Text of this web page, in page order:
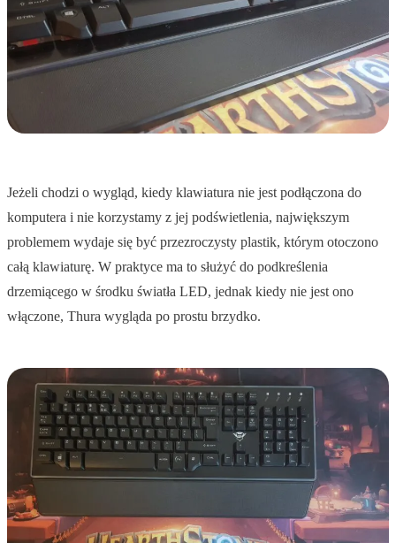
Jeżeli chodzi o wygląd, kiedy klawiatura nie jest podłączona do
komputera i nie korzystamy z jej podświetlenia, największym
problemem wydaje się być przezroczysty plastik, którym otoczono
całą klawiaturę. W praktyce ma to służyć do podkreślenia
drzemiącego w środku światła LED, jednak kiedy nie jest ono
włączone, Thura wygląda po prostu brzydko.